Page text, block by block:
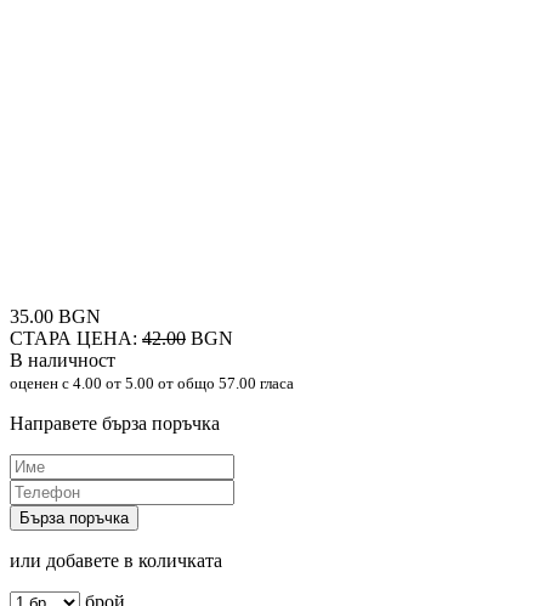
35.00 BGN
СТАРА ЦЕНА: 42.00 BGN
В наличност
оценен с 4.00 от 5.00 от общо 57.00 гласа
Направете бърза поръчка
Бърза поръчка
или добавете в количката
брой